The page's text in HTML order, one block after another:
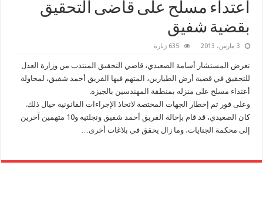
اعتداء مسلح على قاضى التحقيق
بقضية شفيق
3 مارس، 2013 635 زيارة
تعرض المستشار أسامة الصعيدي، قاضي التحقيق المنتدب من وزارة العدل
للتحقيق في قضية أرض الطيارين، المتهم فيها الفريق أحمد شفيق، لمحاولة
أعتداء مسلح على منزله بمنطقة المهندسين بالجيزة.
وعلى فور تم إخطار الجهات المختصة لاتخاذ الإجراءات القانونية حيال ذلك.
كان الصعيدي، قد قام بإحالة الفريق أحمد شفيق ونجلتيه و10 متهمين آخرين
إلى محكمة الجنايات، وما زال يحقق في بلاغات أخرى…